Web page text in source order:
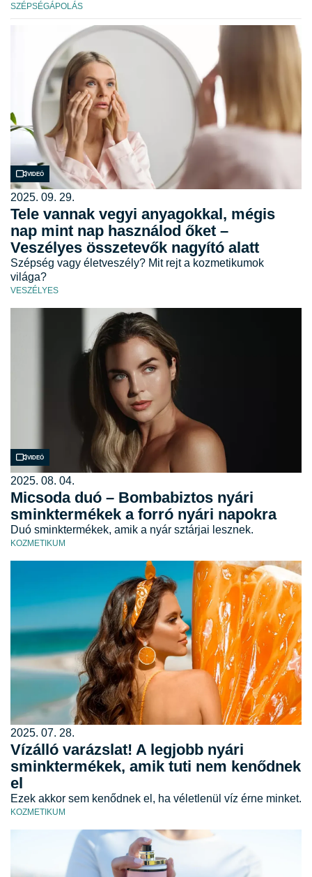
SZÉPSÉGÁPOLÁS
Videó
2025. 09. 29.
Tele vannak vegyi anyagokkal, mégis
nap mint nap használod őket –
Veszélyes összetevők nagyító alatt
Szépség vagy életveszély? Mit rejt a kozmetikumok
világa?
VESZÉLYES
Videó
2025. 08. 04.
Micsoda duó – Bombabiztos nyári
sminktermékek a forró nyári napokra
Duó sminktermékek, amik a nyár sztárjai lesznek.
KOZMETIKUM
2025. 07. 28.
Vízálló varázslat! A legjobb nyári
sminktermékek, amik tuti nem kenődnek
el
Ezek akkor sem kenődnek el, ha véletlenül víz érne minket.
KOZMETIKUM